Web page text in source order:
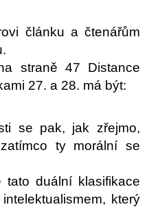
článku a čtenářům
straně 47 Distance
27. a 28. má být:
se pak, jak zřejmo,
ty morální se
duální klasifikace
který